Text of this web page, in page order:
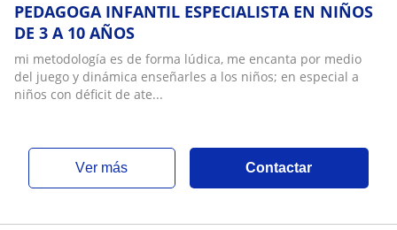
PEDAGOGA INFANTIL ESPECIALISTA EN NIÑOS
DE 3 A 10 AÑOS
mi metodología es de forma lúdica, me encanta por medio
del juego y dinámica enseñarles a los niños; en especial a
niños con déficit de ate...
ver más Contactar